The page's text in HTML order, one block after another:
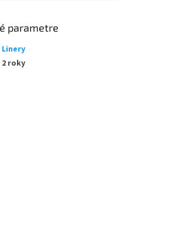
parametre
Linery
2 roky